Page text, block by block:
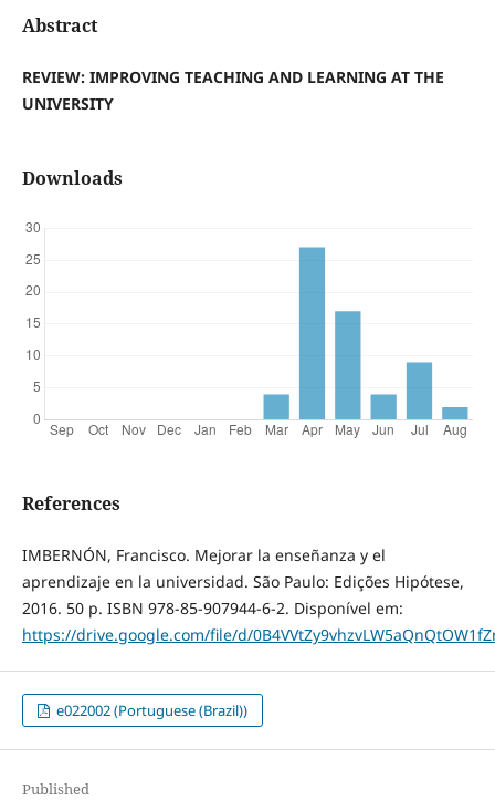
Abstract
REVIEW: IMPROVING TEACHING AND LEARNING AT THE
UNIVERSITY
Downloads
References
IMBERNÓN, Francisco. Mejorar la enseñanza y el
aprendizaje en la universidad. São Paulo: Edições Hipótese,
2016. 50 p. ISBN 978-85-907944-6-2. Disponível em:
https://drive.google.com/file/d/
e022002 (Portuguese (Brazil))
Published